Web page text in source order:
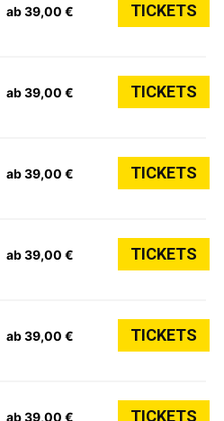
ab 39,00 € TICKETS
ab 39,00 € TICKETS
ab 39,00 € TICKETS
ab 39,00 € TICKETS
ab 39,00 € TICKETS
ab 39,00 € TICKETS